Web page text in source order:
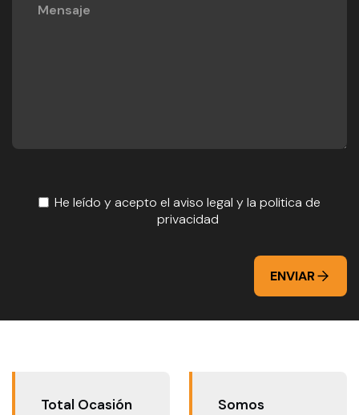
He leído y acepto el aviso legal y la politica de
privacidad
ENVIAR
Total Ocasión
Somos